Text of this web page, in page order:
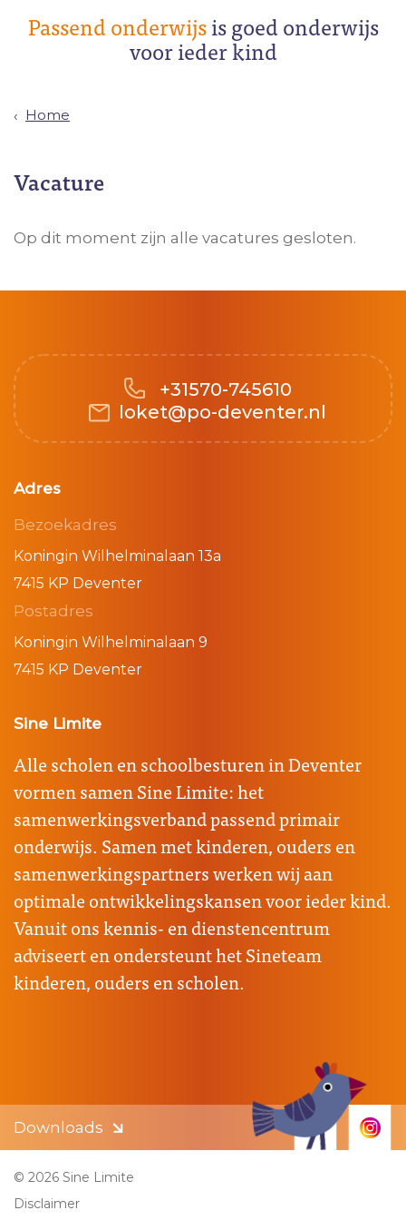
Passend onderwijsis goed onderwijs
voor ieder kind
Home
Vacature
Op dit moment zijn alle vacatures gesloten.
+31570-745610
loket@po-deventer.nl
Adres
Bezoekadres
Koningin Wilhelminalaan 13a
7415 KP Deventer
Postadres
Koningin Wilhelminalaan 9
7415 KP Deventer
Sine Limite
Alle scholen en schoolbesturen in Deventer
vormen samen Sine Limite: het
samenwerkingsverband passend primair
onderwijs. Samen met kinderen, ouders en
samenwerkingspartners werken wij aan
optimale ontwikkelingskansen voor ieder kind.
Vanuit ons kennis- en dienstencentrum
adviseert en ondersteunt het Sineteam
kinderen, ouders en scholen.
Downloads
© 2026 Sine Limite
Disclaimer